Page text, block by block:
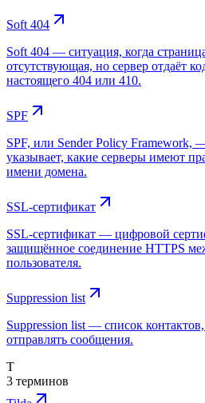
Soft 404
Soft 404 — ситуация, когда
отсутствующая, но сервер отдаёт
настоящего 404 или 410.
SPF
SPF, или Sender Policy Framework,
указывает, какие серверы имеют
имени домена.
SSL-сертификат
SSL-сертификат — цифровой
защищённое соединение HTTPS
пользователя.
Suppression list
Suppression list — список
отправлять сообщения.
T
3 терминов